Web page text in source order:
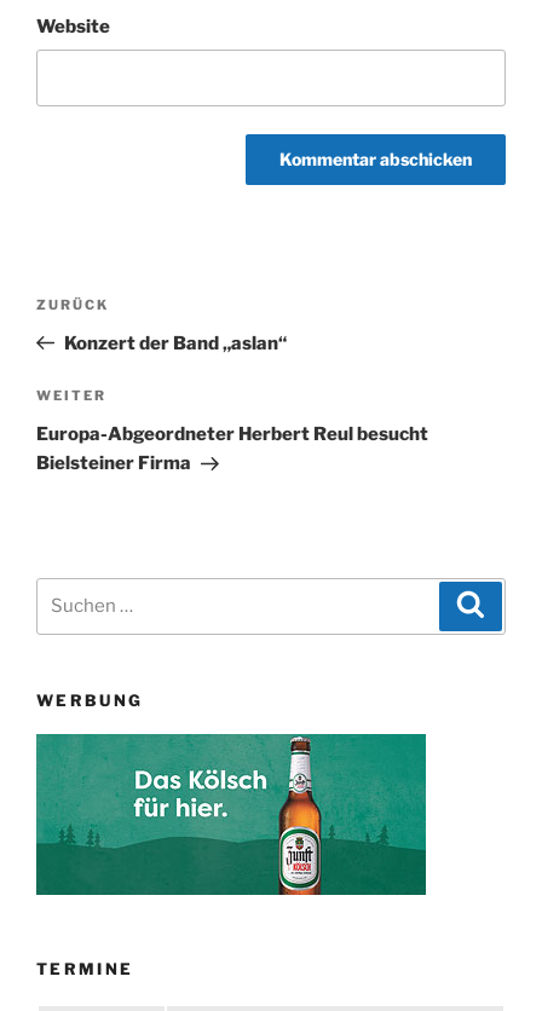
Website
Beitragsnavigation
Vorheriger
Beitrag
ZURÜCK
Konzert der Band „aslan“
Nächster
Beitrag
WEITER
Europa-Abgeordneter Herbert Reul besucht
Bielsteiner Firma
WERBUNG
TERMINE